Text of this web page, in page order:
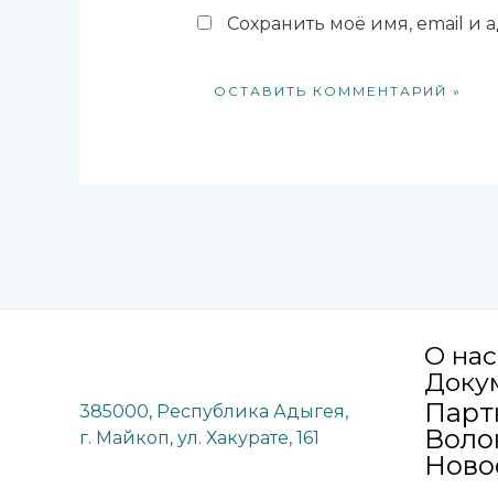
Сохранить моё имя, email и
385000, Республика Адыгея,
г. Майкоп, ул. Хакурате, 161
О нас